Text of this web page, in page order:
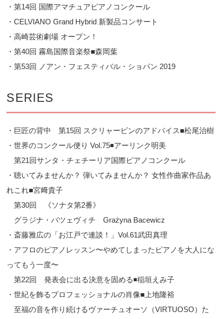
・第14回 国際アマチュアピアノコンクール
・CELVIANO Grand Hybrid 新製品コンサート
・高崎芸術劇場 オープン！
・第40回 霧島国際音楽祭■森岡葉
・第53回 ノアン・フェスティバル・ショパン 2019
SERIES
・巨匠の背中 第15回 スクリャービンのアドバイス■松尾治樹
・世界のコンクール便り Vol.75◾️アーリンク明美
第21回サンタ・チェチーリア国際ピアノコンクール
・聴いてみませんか？ 弾いてみませんか？ 女性作曲家作品あ
れこれ■宮﨑貴子
第30回 《ソナタ第2番》
グラジナ・バツェヴィチ Grażyna Bacewicz
・斎藤雅広の「お江戸で連談！」Vol.61武田真理
・アフロのピアノレッスン〜やめてしまったピアノを大人にな
ってもう一度〜
第22回 発表会に出る決意を固める◾️稲垣えみ子
・世紀を飾るプロフェッショナルの肖像■上地隆裕
至福の音を作り続けるヴァーチュオーソ（VIRTUOSO）た